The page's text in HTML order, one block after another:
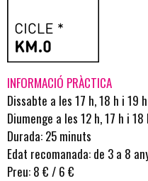
INFORMACIÓ PRÀCTICA
Dissabte a les 17 h, 18 h i 19 h
Diumenge a les 12 h, 17 h i 18
Durada: 25 minuts
Edat recomanada: de 3 a 8
Preu: 8 € / 6 €